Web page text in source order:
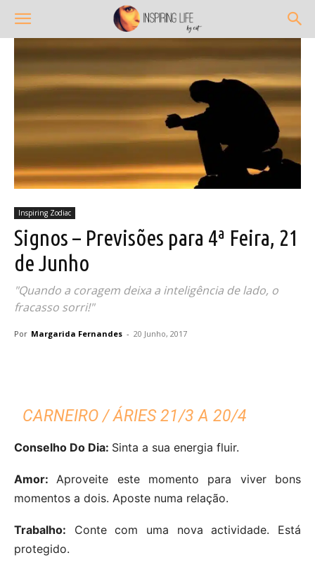
Inspiring Zodiac
Signos – Previsões para 4ª Feira, 21
de Junho
"Quando a coragem deixa a inteligência de lado, o
fracasso sorri!"
Por Margarida Fernandes - 20 Junho, 2017
CARNEIRO / ÁRIES 21/3 A 20/4
Conselho Do Dia: Sinta a sua energia fluir.
Amor: Aproveite este momento para viver bons
momentos a dois. Aposte numa relação.
Trabalho: Conte com uma nova actividade. Está
protegido.